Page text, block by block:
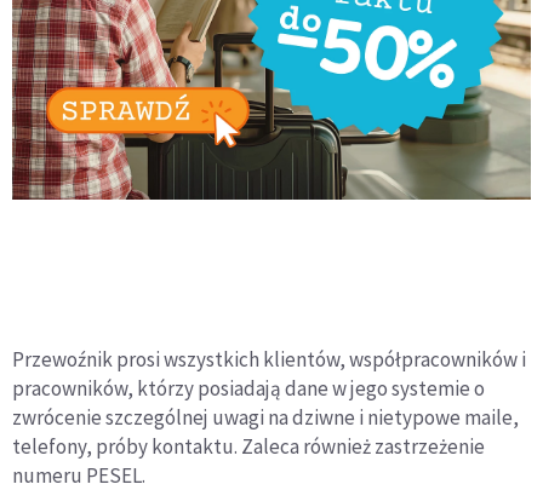
Przewoźnik prosi wszystkich klientów, współpracowników i
pracowników, którzy posiadają dane w jego systemie o
zwrócenie szczególnej uwagi na dziwne i nietypowe maile,
telefony, próby kontaktu. Zaleca również zastrzeżenie
numeru PESEL.